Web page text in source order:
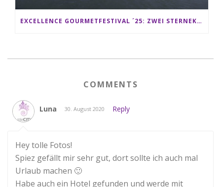
EXCELLENCE GOURMETFESTIVAL ´25: ZWEI STERNEKÖCHE ANTONIO GUIDA & DARIO MORESCO VERWÖHNEN IHRE GÄSTE AUF EINER LUXERIÖSEN SCHIFFSREISE
COMMENTS
Luna 30. August 2020 Reply
Hey tolle Fotos!
Spiez gefällt mir sehr gut, dort sollte ich auch mal
Urlaub machen 🙂
Habe auch ein Hotel gefunden und werde mit